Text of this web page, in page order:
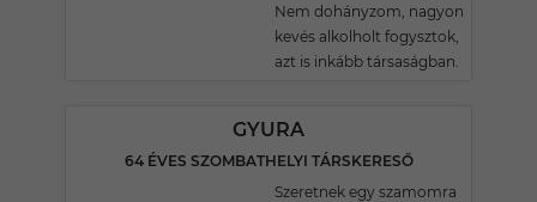
Nem dohányzom, nagyon
kevés alkolholt fogysztok,
azt is inkább társaságban.
GYURA
64 ÉVES SZOMBATHELYI TÁRSKERESŐ
Szeretnek egy szamomra